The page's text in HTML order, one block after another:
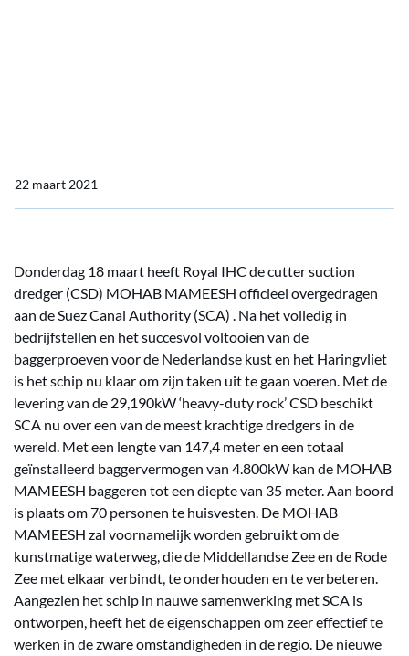
22 maart 2021
Donderdag 18 maart heeft Royal IHC de cutter suction
dredger (CSD) MOHAB MAMEESH officieel overgedragen
aan de Suez Canal Authority (SCA) . Na het volledig in
bedrijfstellen en het succesvol voltooien van de
baggerproeven voor de Nederlandse kust en het Haringvliet
is het schip nu klaar om zijn taken uit te gaan voeren. Met de
levering van de 29,190kW ‘heavy-duty rock’ CSD beschikt
SCA nu over een van de meest krachtige dredgers in de
wereld. Met een lengte van 147,4 meter en een totaal
geïnstalleerd baggervermogen van 4.800kW kan de MOHAB
MAMEESH baggeren tot een diepte van 35 meter. Aan boord
is plaats om 70 personen te huisvesten. De MOHAB
MAMEESH zal voornamelijk worden gebruikt om de
kunstmatige waterweg, die de Middellandse Zee en de Rode
Zee met elkaar verbindt, te onderhouden en te verbeteren.
Aangezien het schip in nauwe samenwerking met SCA is
ontworpen, heeft het de eigenschappen om zeer effectief te
werken in de zware omstandigheden in de regio. De nieuwe